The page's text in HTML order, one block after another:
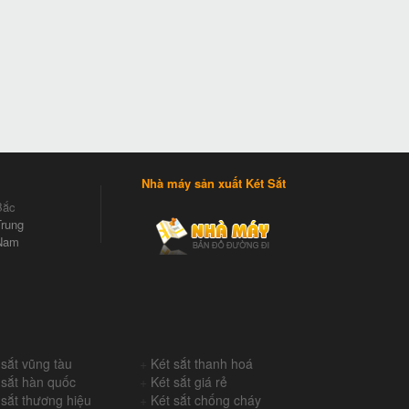
Nhà máy sản xuất Két Sắt
vũng tàu
Két sắt thanh hoá
hàn quốc
Két sắt giá rẻ
thương hiệu Két sắt chống cháy